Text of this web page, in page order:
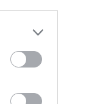
5 lucruri
croazieră